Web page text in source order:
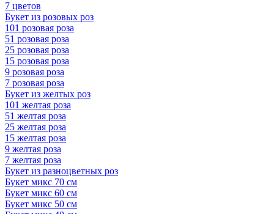
7 цветов
Букет из розовых роз
101 розовая роза
51 розовая роза
25 розовая роза
15 розовая роза
9 розовая роза
7 розовая роза
Букет из желтых роз
101 желтая роза
51 желтая роза
25 желтая роза
15 желтая роза
9 желтая роза
7 желтая роза
Букет из разноцветных роз
Букет микс 70 см
Букет микс 60 см
Букет микс 50 см